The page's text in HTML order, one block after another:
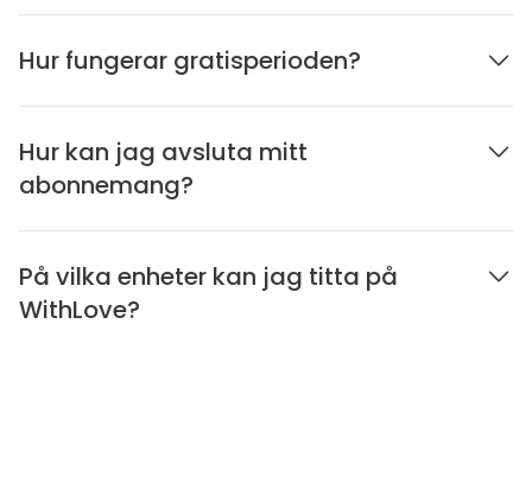
Hur fungerar gratisperioden?
Hur kan jag avsluta mitt
abonnemang?
På vilka enheter kan jag titta på
WithLove?